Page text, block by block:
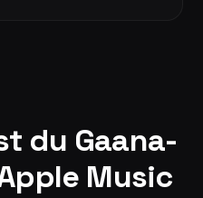
du Gaana-
Music